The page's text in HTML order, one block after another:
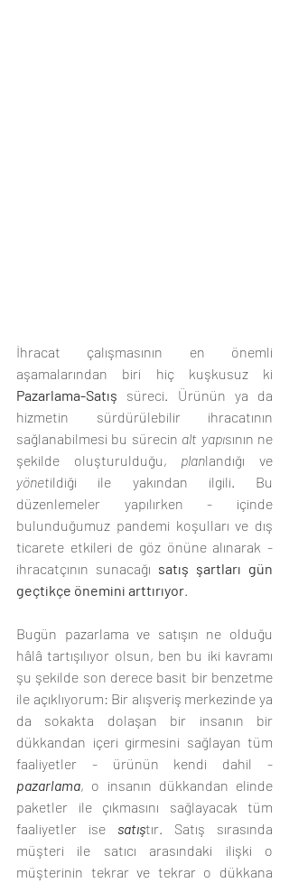
İhracat çalışmasının en önemli
Pazarlama-Satış süreci. Ürünün ya da
hizmetin sürdürülebilir ihracatının
sağlanabilmesi bu sürecin alt yapısının ne
şekilde oluşturulduğu, plan
yönetildiği ile yakından ilgili. Bu
düzenlemeler yapılırken - içinde
bulunduğumuz pandemi koşulları ve dış
ticarete etkileri de göz önüne alınarak -
ihracatçının sunacağı satış şartları gün
geçtikçe önemini arttırıyor.
Bugün pazarlama ve satışın ne olduğu
hâlâ tartışılıyor olsun, ben bu iki kavramı
şu şekilde son derece basit bir benzetme
ile açıklıyorum: Bir alışveriş merkezinde ya
da sokakta dolaşan bir insanın bir
dükkandan içeri girmesini sağlayan tüm
pazarlama, o insanın dükkandan elinde
paketler ile çıkmasını sağlayacak tüm
faaliyetler ise satıştır. Satış sırasında
müşteri ile satıcı arasındaki ilişki o
müşterinin tekrar ve tekrar o dükkana